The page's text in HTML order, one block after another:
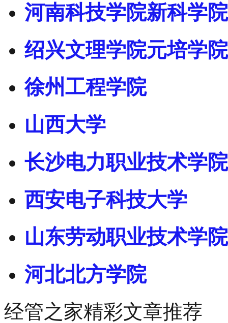
河南科技学院新科学院
绍兴文理学院元培学院
徐州工程学院
山西大学
长沙电力职业技术学院
西安电子科技大学
山东劳动职业技术学院
河北北方学院
经管之家精彩文章推荐